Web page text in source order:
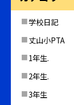
学校日記
丈山小PTA
1年生.
2年生.
3年生